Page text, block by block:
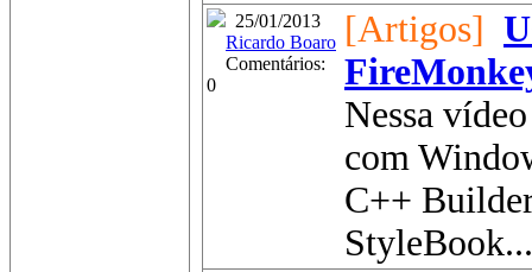
25/01/2013
Ricardo Boaro
Comentários:
0
[Artigos]
Nessa
com
C++